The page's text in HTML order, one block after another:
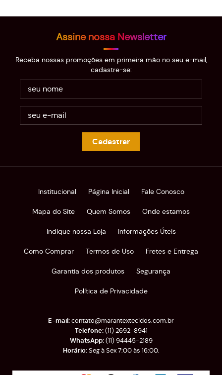
Assine nossa Newsletter
Receba nossas promoções em primeira mão no seu e-mail,
cadastre-se:
Cadastrar
Institucional Página Inicial Fale Conosco
Mapa do Site Quem Somos Onde estamos
Indique nossa Loja Informações Úteis
Como Comprar Termos de Uso Fretes e Entrega
Garantia dos produtos Segurança
Política de Privacidade
(11)2692-8941
(11)94445-2189
Seg à Sex 7:00 às 16:00.
contato@marantextecidos.com.br